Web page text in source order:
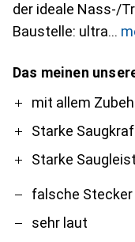
der ideale Nass-/
Baustelle: ultra
Das meinen
Promit allem
Starke
Starke
Contra
falsche Stecker
sehr laut